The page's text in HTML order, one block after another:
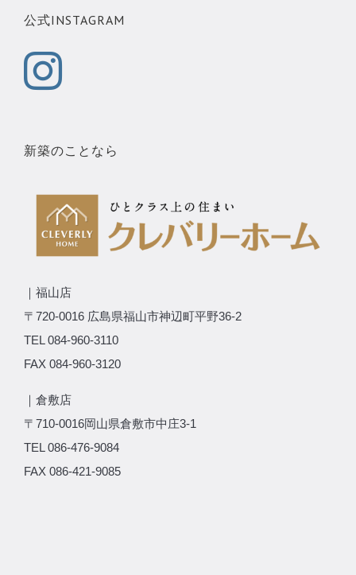
公式INSTAGRAM
新築のことなら
｜福山店
〒720-0016 広島県福山市神辺町平野36-2
TEL 084-960-3110
FAX 084-960-3120
｜倉敷店
〒710-0016岡山県倉敷市中庄3-1
TEL 086-476-9084
FAX 086-421-9085